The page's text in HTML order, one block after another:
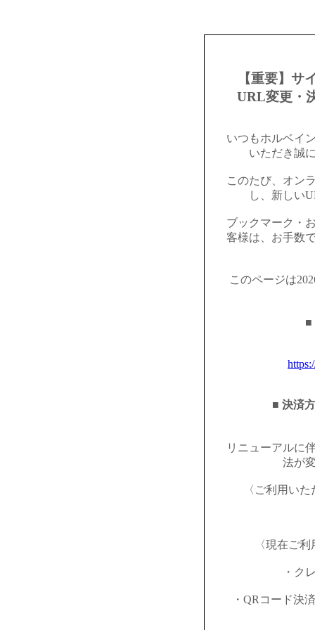
【重要】サ
URL変更・
いつもホルベイ
いただき誠
このたび、オン
し、新しい
ブックマーク・
客様は、お手数
このページは
■
■ 決済
リニューアルに
法が
〈ご利用い
〈現在ご
・ク
・QRコード決